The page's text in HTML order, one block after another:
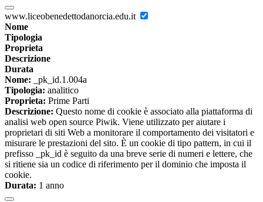
www.liceobenedettodanorcia.edu.it
Nome
Tipologia
Proprieta
Descrizione
Durata
Nome: _pk_id.1.004a
Tipologia: analitico
Proprieta: Prime Parti
Descrizione: Questo nome di cookie è associato alla piattaforma di
analisi web open source Piwik. Viene utilizzato per aiutare i
proprietari di siti Web a monitorare il comportamento dei visitatori e
misurare le prestazioni del sito. È un cookie di tipo pattern, in cui il
prefisso _pk_id è seguito da una breve serie di numeri e lettere, che
si ritiene sia un codice di riferimento per il dominio che imposta il
cookie.
Durata: 1 anno